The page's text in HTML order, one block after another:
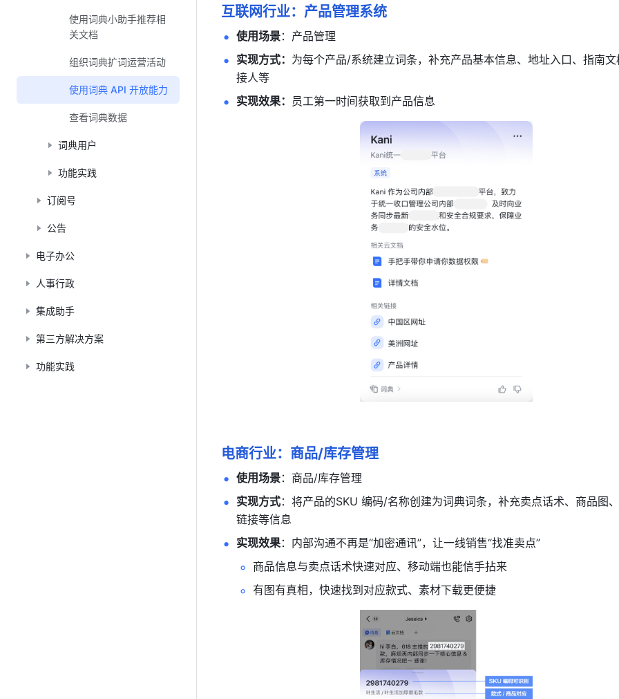
使用词典小助手推荐相
关文档
组织词典扩词运营活动
使用词典 API 开放能力
查看词典数据
词典用户
功能实践
订阅号
公告
电子办公
人事行政
集成助手
第三方解决方案
功能实践
互联网行业：产品管理系统
使用场景：产品管理
实现方式： 为每个产品/系统建立词条，补充产品基本信息、地址入口、指南
接人等
实现效果： 员工第一时间获取到产品信息
电商行业：商品/库存管理
使用场景：商品/库存管理
实现方式：将产品的SKU 编码/名称创建为词典词条，补充卖点话术、商品图
链接等信息
实现效果：内部沟通不再是“加密通讯”，让一线销售“找准卖点”
商品信息与卖点话术快速对应、移动端也能信手拈来
有图有真相，快速找到对应款式、素材下载更便捷